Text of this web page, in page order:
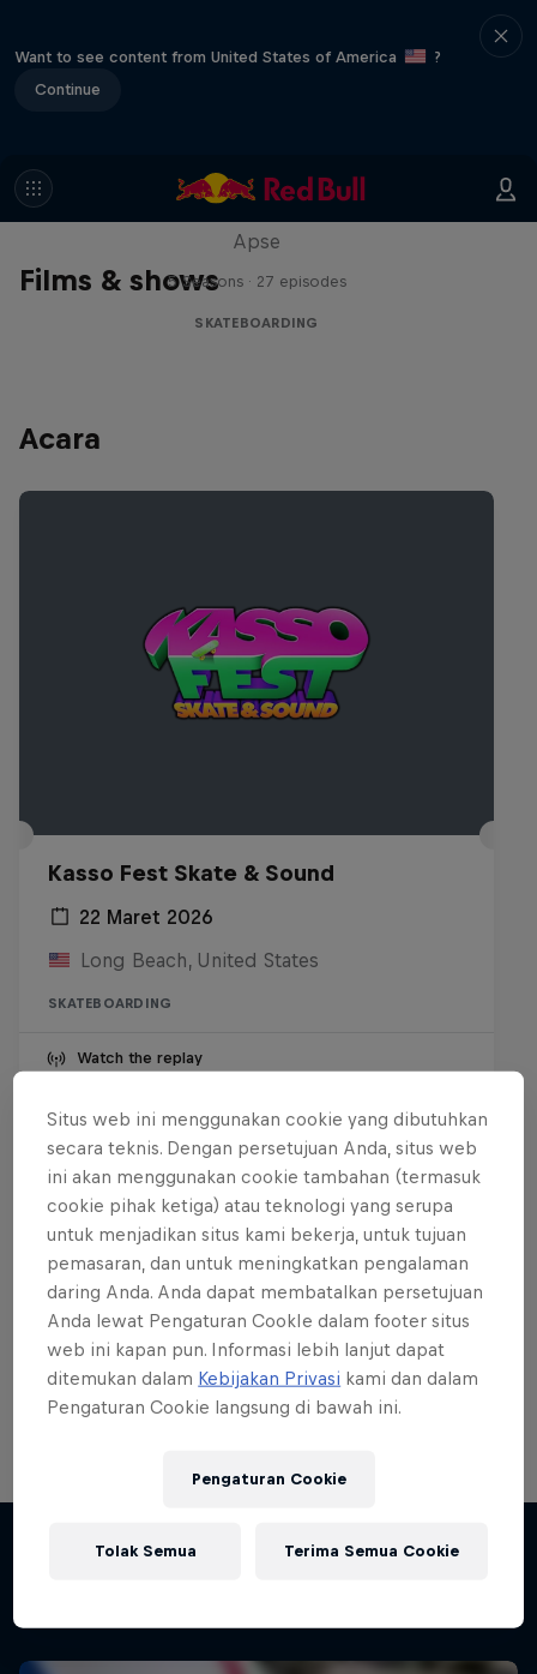
Want to see content from United States of America
?
Continue
Films & shows
Skate Tales
Apse
5 Seasons · 27 episodes
SKATEBOARDING
Acara
Kasso Fest Skate & Sound
22 Maret 2026
Long Beach, United States
SKATEBOARDING
Watch the replay
Want more of this?
Skateboarding
Welcome to the Red Bull Skateboarding hub, your
source for skateboarding news, videos, rider …
Situs web ini menggunakan cookie yang dibutuhkan
secara teknis. Dengan persetujuan Anda, situs web
ini akan menggunakan cookie tambahan (termasuk
cookie pihak ketiga) atau teknologi yang serupa
untuk menjadikan situs kami bekerja, untuk tujuan
pemasaran, dan untuk meningkatkan pengalaman
daring Anda. Anda dapat membatalkan persetujuan
Anda lewat Pengaturan CookIe dalam footer situs
web ini kapan pun. Informasi lebih lanjut dapat
ditemukan dalam Kebijakan Privasi kami dan dalam
Pengaturan Cookie langsung di bawah ini.
Pengaturan Cookie
Tolak Semua Terima Semua Cookie